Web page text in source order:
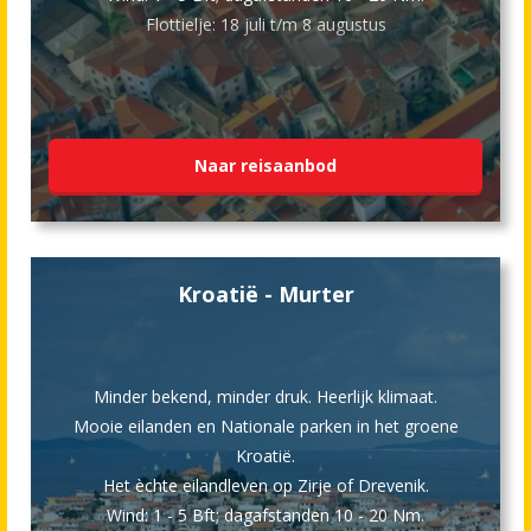
Flottielje: 18 juli t/m 8 augustus
Naar reisaanbod
Kroatië - Murter
Minder bekend, minder druk. Heerlijk klimaat.
Mooie eilanden en Nationale parken in het groene
Kroatië.
Het èchte eilandleven op Zirje of Drevenik.
Wind: 1 - 5 Bft; dagafstanden 10 - 20 Nm.